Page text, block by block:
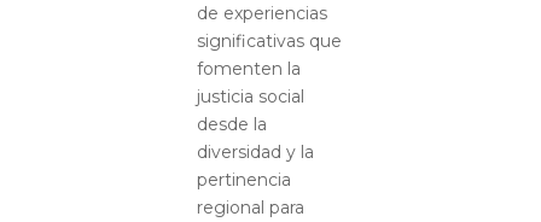
de experiencias
significativas que
fomenten la
justicia social
desde la
diversidad y la
pertinencia
regional para